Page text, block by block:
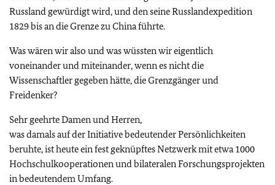
Russland gewürdigt wird, und den seine Russlandexpedition
1829 bis an die Grenze zu China führte.
Was wären wir also und was wüssten wir eigentlich
voneinander und miteinander, wenn es nicht die
Wissenschaftler gegeben hätte, die Grenzgänger und
Freidenker?
Sehr geehrte Damen und Herren,
was damals auf der Initiative bedeutender Persönlichkeiten
beruhte, ist heute ein fest geknüpftes Netzwerk mit etwa 1000
Hochschulkooperationen und bilateralen Forschungsprojekten
in bedeutendem Umfang.